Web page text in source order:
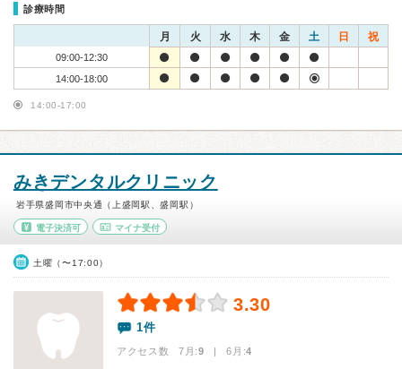
診療時間
月 火 水 木 金 土 日 祝
09:00-12:30
14:00-18:00
14:00-17:00
みきデンタルクリニック
岩手県盛岡市中央通（上盛岡駅、盛岡駅）
電子決済可 マイナ受付
土曜（〜17:00）
3.30
1件
アクセス数 7月:9 | 6月:4